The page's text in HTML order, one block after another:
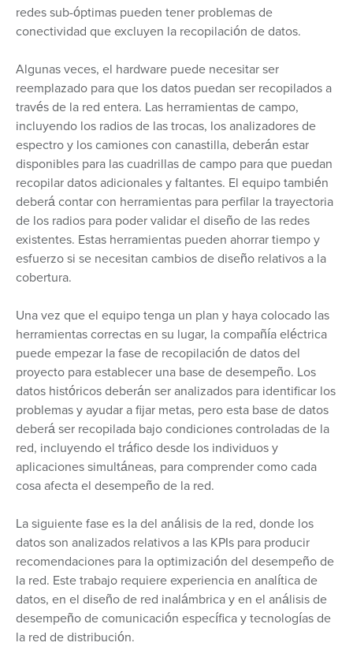
redes sub-óptimas pueden tener problemas de
conectividad que excluyen la recopilación de datos.
Algunas veces, el hardware puede necesitar ser
reemplazado para que los datos puedan ser recopilados a
través de la red entera. Las herramientas de campo,
incluyendo los radios de las trocas, los analizadores de
espectro y los camiones con canastilla, deberán estar
disponibles para las cuadrillas de campo para que puedan
recopilar datos adicionales y faltantes. El equipo también
deberá contar con herramientas para perfilar la trayectoria
de los radios para poder validar el diseño de las redes
existentes. Estas herramientas pueden ahorrar tiempo y
esfuerzo si se necesitan cambios de diseño relativos a la
cobertura.
Una vez que el equipo tenga un plan y haya colocado las
herramientas correctas en su lugar, la compañía eléctrica
puede empezar la fase de recopilación de datos del
proyecto para establecer una base de desempeño. Los
datos históricos deberán ser analizados para identificar los
problemas y ayudar a fijar metas, pero esta base de datos
deberá ser recopilada bajo condiciones controladas de la
red, incluyendo el tráfico desde los individuos y
aplicaciones simultáneas, para comprender como cada
cosa afecta el desempeño de la red.
La siguiente fase es la del análisis de la red, donde los
datos son analizados relativos a las KPIs para producir
recomendaciones para la optimización del desempeño de
la red. Este trabajo requiere experiencia en analítica de
datos, en el diseño de red inalámbrica y en el análisis de
desempeño de comunicación específica y tecnologías de
la red de distribución.